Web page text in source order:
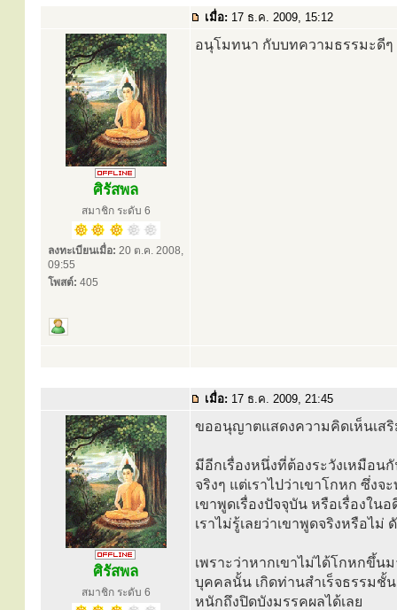
เมื่อ: 17 ธ.ค. 2009, 15:12
ศิรัสพล
สมาชิก ระดับ 6
ลงทะเบียนเมื่อ: 20 ต.ค. 2008,
09:55
โพสต์: 405
อนุโมทนา กับบทความธรรมะดี
เมื่อ: 17 ธ.ค. 2009, 21:45
ศิรัสพล
สมาชิก ระดับ 6
ขออนุญาตแสดงความคิดเห็นเส
มีอีกเรื่องหนึ่งที่ต้องระวังเหมือน
จริงๆ แต่เราไปว่าเขาโกหก ซึ่ง
เขาพูดเรื่องปัจจุบัน หรือเรื่องใน
เราไม่รู้เลยว่าเขาพูดจริงหรือไม่
เพราะว่าหากเขาไม่ได้โกหกขึ้น
บุคคลนั้น เกิดท่านสำเร็จธรรมชั้
หนักถึงปิดบังมรรคผลได้เลย